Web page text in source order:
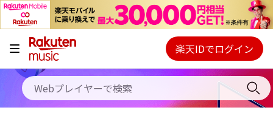
キャンペーン
料金プラン
使い方
Webプレイヤー
ご契約内容の確認・変更
楽天IDでログイン